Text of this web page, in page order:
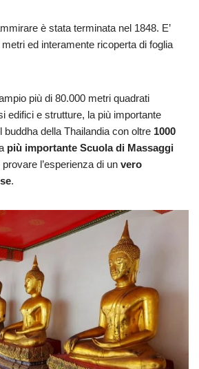
è stata terminata nel 1848. E’
ed interamente ricoperta di foglia
più di 80.000 metri quadrati
edifici e strutture, la più importante
buddha della Thailandia con oltre 1000
più importante Scuola di Massaggi
l’esperienza di un vero
.